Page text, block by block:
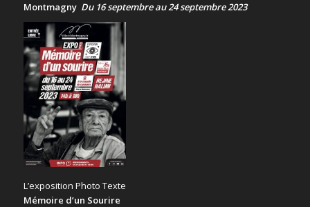
Montmagny Du 16 septembre au 24 septembre 2023
L’exposition Photo Texte
Mémoire d’un Sourire